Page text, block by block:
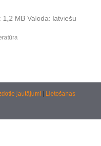
1,2 MB Valoda: latviešu
jautājumi
Lietošanas